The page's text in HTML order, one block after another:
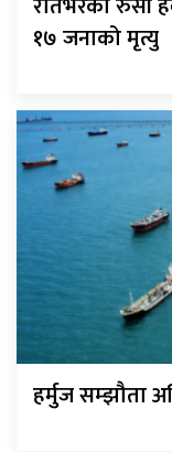
१७ जनाको मृत्यु
हर्मुज सम्झौता